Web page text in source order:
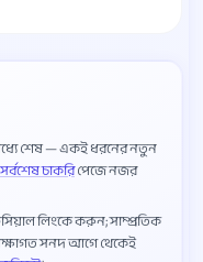
শেষ — একই ধরনের নতুন
সর্বশেষ চাকরিপেজে নজর
লিংকে করুন; সাম্প্রতিক
সনদ আগে থেকেই